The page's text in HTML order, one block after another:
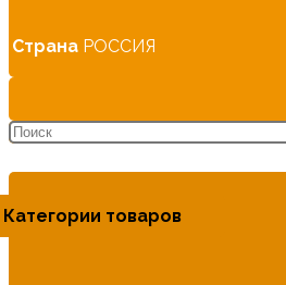
Страна РОССИЯ
Категории товаров